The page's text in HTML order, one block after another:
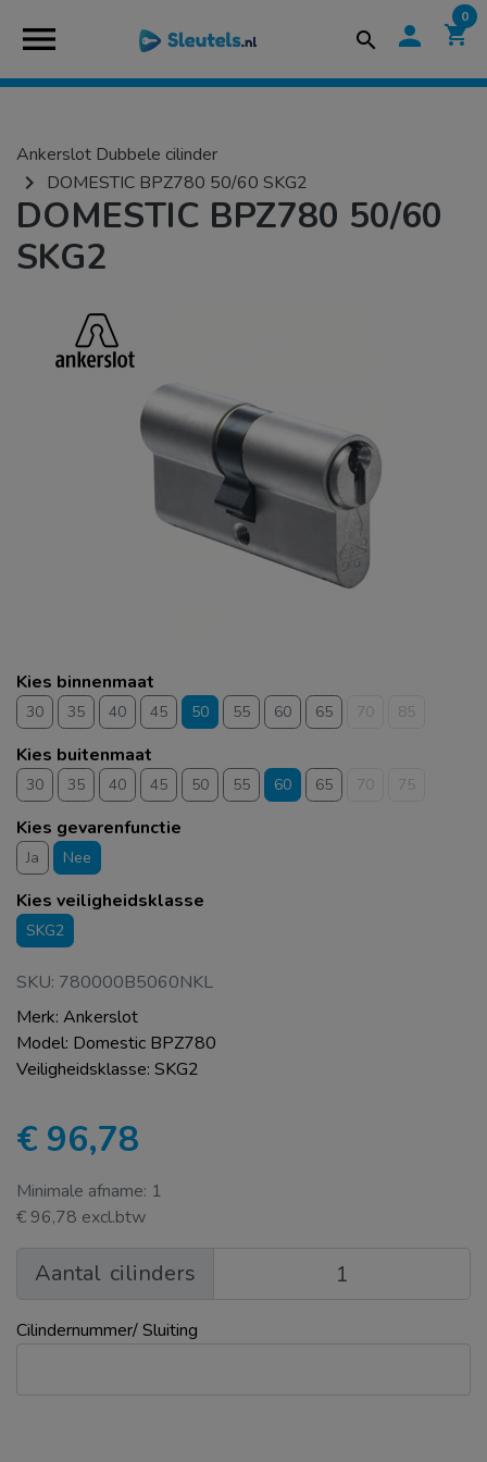
menu search person shopping_cart
0
Ankerslot Dubbele cilinder
navigate_next DOMESTIC BPZ780 50/60 SKG2
DOMESTIC BPZ780 50/60
SKG2
Kies binnenmaat
30 35 40 45 50 55 60 65 70 85
Kies buitenmaat
30 35 40 45 50 55 60 65 70 75
Kies gevarenfunctie
Ja Nee
Kies veiligheidsklasse
SKG2
SKU: 780000B5060NKL
Merk: Ankerslot
Model: Domestic BPZ780
Veiligheidsklasse: SKG2
€ 96,78
Minimale afname: 1
€ 96,78 excl.btw
Aantal cilinders
Cilindernummer/ Sluiting